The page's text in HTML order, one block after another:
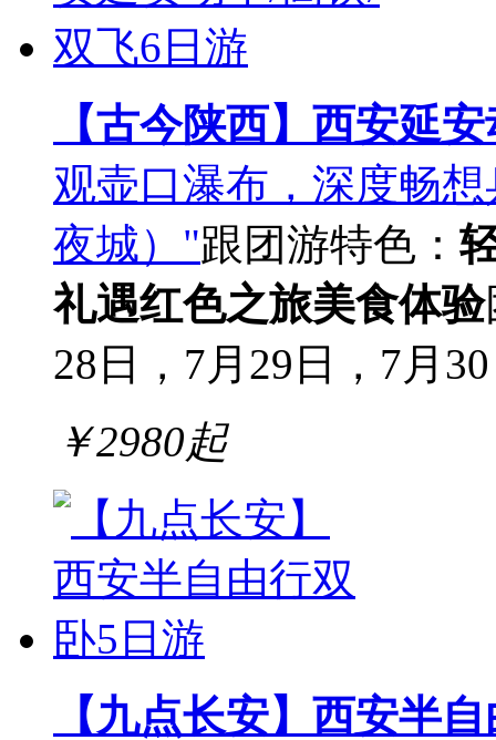
【古今陕西】西安延
观壶口瀑布，深度畅
夜城）"跟团游特色：
礼遇红色之旅美食体验
28日，7月29日，7月
￥2980起
【九点长安】西安半